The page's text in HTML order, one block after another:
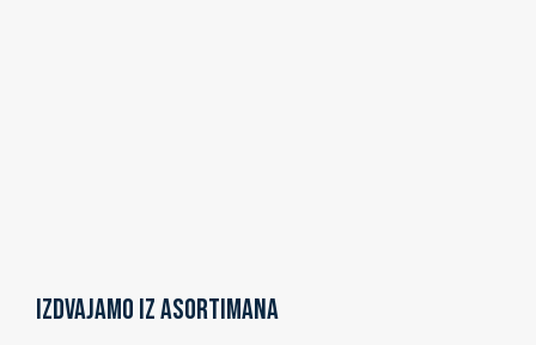
Izdvajamo iz asortimana